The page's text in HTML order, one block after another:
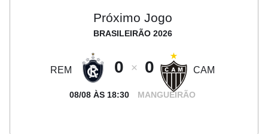
Próximo Jogo
BRASILEIRÃO 2026
REM 0 0 CAM
08/08 ÀS 18:30 MANGUEIRÃO